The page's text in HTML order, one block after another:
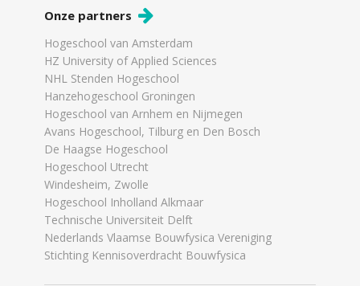
Onze partners
Hogeschool van Amsterdam
HZ University of Applied Sciences
NHL Stenden Hogeschool
Hanzehogeschool Groningen
Hogeschool van Arnhem en Nijmegen
Avans Hogeschool, Tilburg en Den Bosch
De Haagse Hogeschool
Hogeschool Utrecht
Windesheim, Zwolle
Hogeschool Inholland Alkmaar
Technische Universiteit Delft
Nederlands Vlaamse Bouwfysica Vereniging
Stichting Kennisoverdracht Bouwfysica